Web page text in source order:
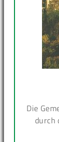
Die
durch